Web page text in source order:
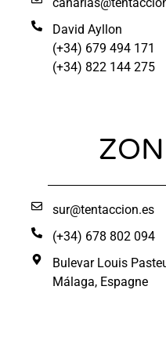
David Ayllon
(+34) 679 494 171
(+34) 822 144 275
sur@tentaccion.es
(+34) 678 802 094
Bulevar Louis
Málaga, Espagne